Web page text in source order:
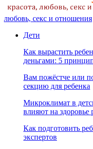
любовь, секс и отношения
Дети
Как вырастить
деньгами: 5
Вам пожёстче или
секцию для ребенка
Микроклимат в
влияют на здоровье
Как подготовить
экспертов